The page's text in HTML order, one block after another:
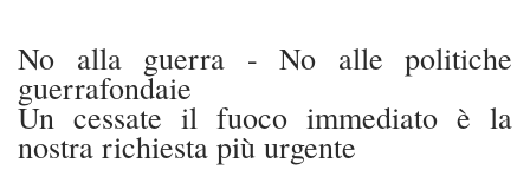
No alla guerra - No alle politiche
guerrafondaie
Un cessate il fuoco immediato è la
nostra richiesta più urgente